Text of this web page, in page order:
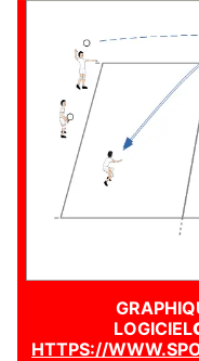
LOGICIEL
HTTPS://